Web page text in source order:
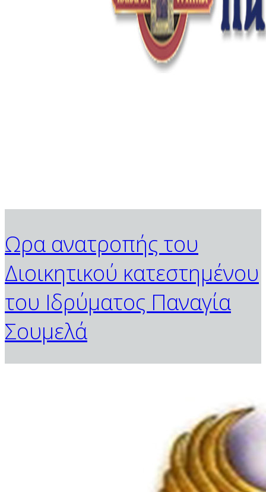
Ωρα ανατροπής του
Διοικητικού κατεστημένου
του Ιδρύματος Παναγία
Σουμελά